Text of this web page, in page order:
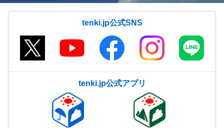
tenki.jp公式SNS
tenki.jp公式アプリ